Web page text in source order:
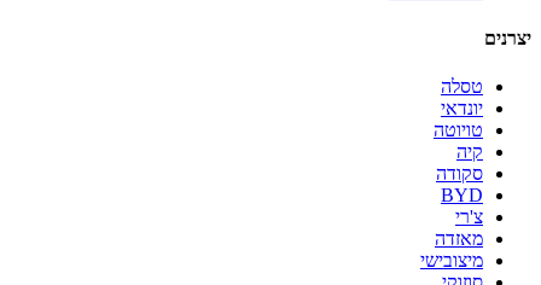
יצרנים
טסלה
יונדאי
טויוטה
קיה
סקודה
BYD
צ'רי
מאזדה
מיצובישי